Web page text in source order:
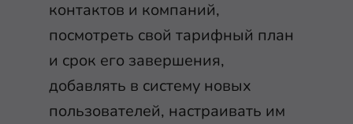
контактов и компаний,
посмотреть свой тарифный план
и срок его завершения,
добавлять в систему новых
пользователей, настраивать им